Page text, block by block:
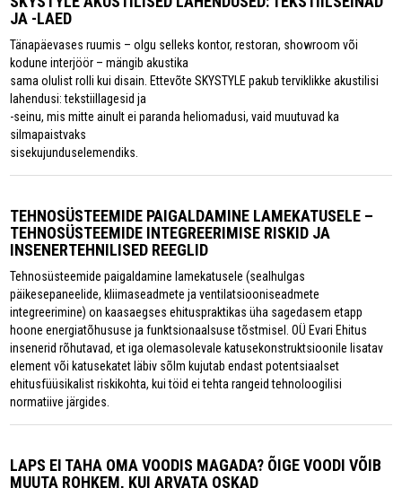
JA -LAED
Tänapäevases ruumis – olgu selleks kontor, restoran, showroom või
kodune interjöör – mängib akustika
sama olulist rolli kui disain. Ettevõte SKYSTYLE pakub terviklikke akustilisi
lahendusi: tekstiillagesid ja
-seinu, mis mitte ainult ei paranda heliomadusi, vaid muutuvad ka
silmapaistvaks
sisekujunduselemendiks.
TEHNOSÜSTEEMIDE PAIGALDAMINE LAMEKATUSELE –
TEHNOSÜSTEEMIDE INTEGREERIMISE RISKID JA
INSENERTEHNILISED REEGLID
Tehnosüsteemide paigaldamine lamekatusele (sealhulgas
päikesepaneelide, kliimaseadmete ja ventilatsiooniseadmete
integreerimine) on kaasaegses ehituspraktikas üha sagedasem etapp
hoone energiatõhususe ja funktsionaalsuse tõstmisel. OÜ Evari Ehitus
insenerid rõhutavad, et iga olemasolevale katusekonstruktsioonile lisatav
element või katusekatet läbiv sõlm kujutab endast potentsiaalset
ehitusfüüsikalist riskikohta, kui töid ei tehta rangeid tehnoloogilisi
normatiive järgides.
LAPS EI TAHA OMA VOODIS MAGADA? ÕIGE VOODI VÕIB
MUUTA ROHKEM, KUI ARVATA OSKAD